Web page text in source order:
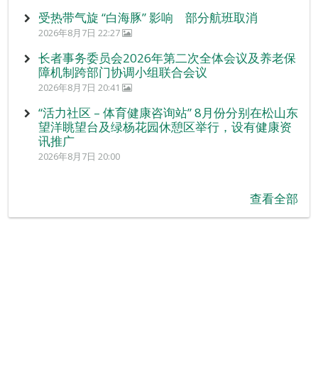
受热带气旋 “白海豚” 影响 部分航班取消
2026年8月7日 22:27
长者事务委员会2026年第二次全体会议及养老保
障机制跨部门协调小组联合会议
2026年8月7日 20:41
“活力社区 – 体育健康咨询站” 8月份分别在松山东
望洋眺望台及绿杨花园休憩区举行，设有健康资
讯推广
2026年8月7日 20:00
查看全部